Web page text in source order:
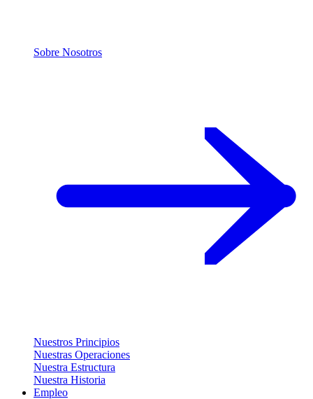
Sobre Nosotros
Nuestros Principios
Nuestras Operaciones
Nuestra Estructura
Nuestra Historia
Empleo